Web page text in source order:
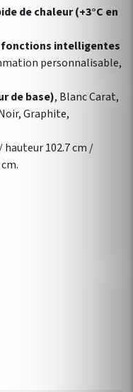
de chaleur(+3°C en
fonctions intelligentes
personnalisable,
de base), Blanc Carat,
Graphite,
hauteur 102.7 cm /